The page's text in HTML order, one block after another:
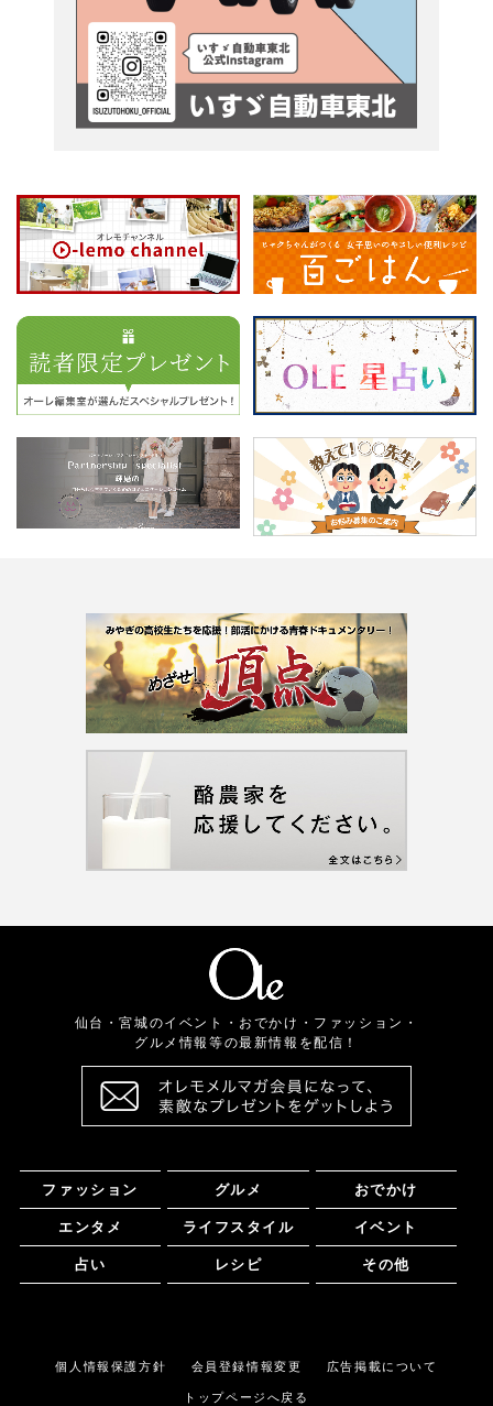
仙台・宮城のイベント・おでかけ・ファッション・
グルメ情報等の最新情報を配信！
ファッション グルメ おでかけ
エンタメ ライフスタイル イベント
占い レシピ その他
個人情報保護方針 会員登録情報変更 広告掲載について
トップページへ戻る